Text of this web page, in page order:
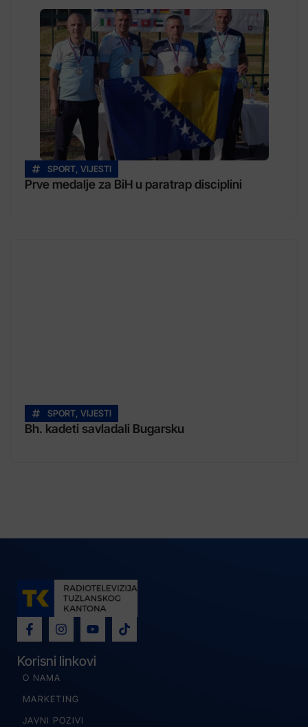
SPORT VIJESTI
Prve medalje za BiH u paratrap disciplini
SPORT VIJESTI
Bh. kadeti savladali Bugarsku
Korisni linkovi
O NAMA
MARKETING
JAVNI POZIVI